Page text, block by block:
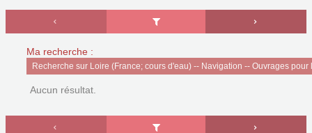
Ma recherche :
Recherche sur Loire (France; cours d'eau) -- Navigation -- Ouvrages pour
Aucun résultat.